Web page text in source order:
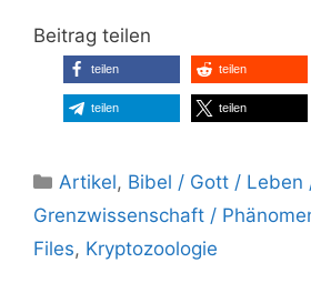
Beitrag teilen
teilen teilen
teilen teilen
Kategorien
Artikel, Bibel / Gott / Leben
Grenzwissenschaft /
Files, Kryptozoologie